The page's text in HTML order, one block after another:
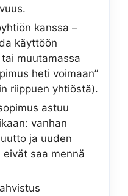
kanssa –
käyttöön
muutamassa
heti voimaan”
riippuen yhtiöstä).
astuu
vanhan
ja uuden
saa mennä